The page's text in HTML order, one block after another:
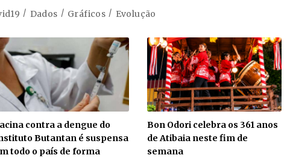
Dados Gráficos Evolução
contra a dengue do
Butantan é suspensa
todo o país de forma
Bon Odori celebra os 361 anos
de Atibaia neste fim de
semana